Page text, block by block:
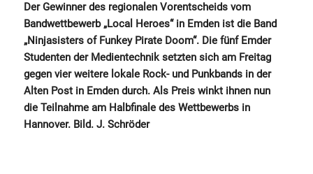
Der Gewinner des regionalen Vorentscheids vom
Bandwettbewerb „Local Heroes“ in Emden ist die Band
„Ninjasisters of Funkey Pirate Doom“. Die fünf Emder
Studenten der Medientechnik setzten sich am Freitag
gegen vier weitere lokale Rock- und Punkbands in der
Alten Post in Emden durch. Als Preis winkt ihnen nun
die Teilnahme am Halbfinale des Wettbewerbs in
Hannover. Bild. J. Schröder